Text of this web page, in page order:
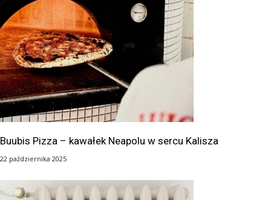
Buubis Pizza – kawałek Neapolu w sercu Kalisza
22 października 2025